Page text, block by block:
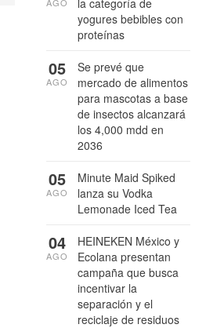
yogures bebibles con
proteínas
Se prevé que
mercado de alimentos
para mascotas a base
de insectos alcanzará
los 4,000 mdd en
2036
05
AGO
Minute Maid Spiked
lanza su Vodka
Lemonade Iced Tea
05
AGO
HEINEKEN México y
Ecolana presentan
campaña que busca
incentivar la
separación y el
reciclaje de residuos
04
AGO